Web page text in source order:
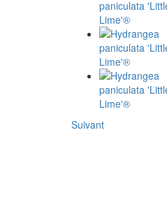
Suivant